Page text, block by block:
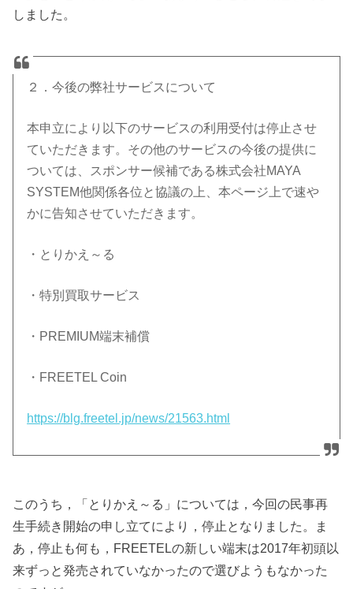
しました。
２．今後の弊社サービスについて
本申立により以下のサービスの利用受付は停止させ
ていただきます。その他のサービスの今後の提供に
ついては、スポンサー候補である株式会社MAYA
SYSTEM他関係各位と協議の上、本ページ上で速や
かに告知させていただきます。
・とりかえ～る
・特別買取サービス
・PREMIUM端末補償
・FREETEL Coin
https://blg.freetel.jp/news/21563.html
このうち，「とりかえ～る」については，今回の民事再
生手続き開始の申し立てにより，停止となりました。ま
あ，停止も何も，FREETELの新しい端末は2017年初頭以
来ずっと発売されていなかったので選びようもなかった